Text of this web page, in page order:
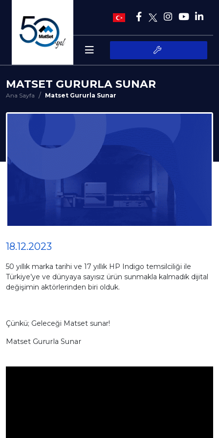
MATSET GURURLA SUNAR
Ana Sayfa Matset Gururla Sunar
18.12.2023
50 yıllık marka tarihi ve 17 yıllık HP Indigo temsilciliği ile
Türkiye’ye ve dünyaya sayısız ürün sunmakla kalmadık dijital
değişimin aktörlerinden biri olduk.
Çünkü; Geleceği Matset sunar!
Matset Gururla Sunar